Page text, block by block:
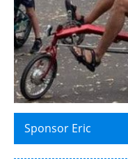
Sponsor Eric